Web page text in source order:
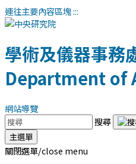
連往主要內容區塊:::
學術及儀器事務
Department of
網站導覽
搜尋
主選單
關閉選單/close menu